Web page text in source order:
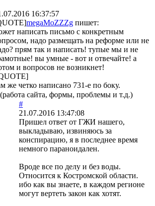
16:37:57
megaMoZZZg пишет:
написать письмо с конкретным
надо размещать на реформе или не
прям так и написать! тупые мы и не
вы умные - вот и отвечайте! а
и вопросов не возникнет!
же четко написано 731-е по боку.
сайта, формы, проблемы и т.д.)
#
21.07.2016 13:47:08
Пришел ответ от ГЖИ нашего,
выкладываю, извиняюсь за
конспирацию, я в последнее время
немного параноидален.
Вроде все по делу и без воды.
Относится к Костромской области.
ибо как вы знаете, в каждом регионе
могут вертеть закон как хотят.